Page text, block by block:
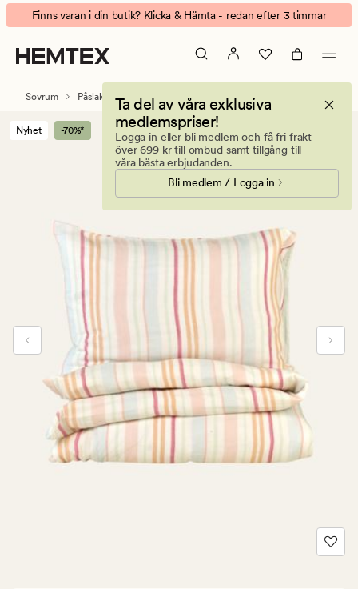
Sweet
Lullaby
påslakanset
multi
Animerad
banner.
Klicka
på
att
Finns varan i din butik? Klicka & Hämta - redan efter 3 timmar
Ta del av våra exklusiva
medlemspriser!
Logga in eller bli medlem och få fri frakt
över 699 kr till ombud samt tillgång till
våra bästa erbjudanden.
Bli medlem / Logga in
Sovrum Påslakanset Bomull påslakanset
Nyhet -70%*